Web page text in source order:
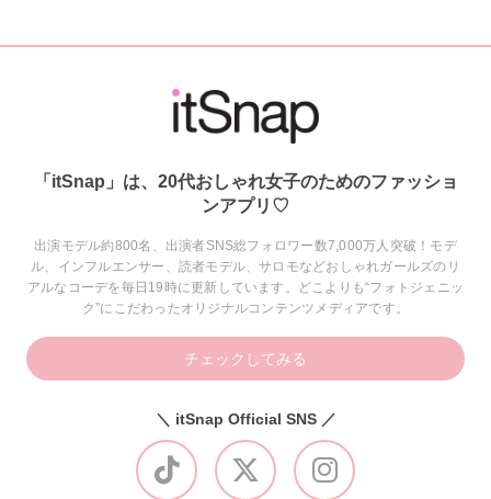
「itSnap」は、20代おしゃれ女子のためのファッショ
ンアプリ♡
出演モデル約800名、出演者SNS総フォロワー数7,000万人突破！モデ
ル、インフルエンサー、読者モデル、サロモなどおしゃれガールズのリ
アルなコーデを毎日19時に更新しています。どこよりも“フォトジェニッ
ク”にこだわったオリジナルコンテンツメディアです。
チェックしてみる
＼ itSnap Official SNS ／